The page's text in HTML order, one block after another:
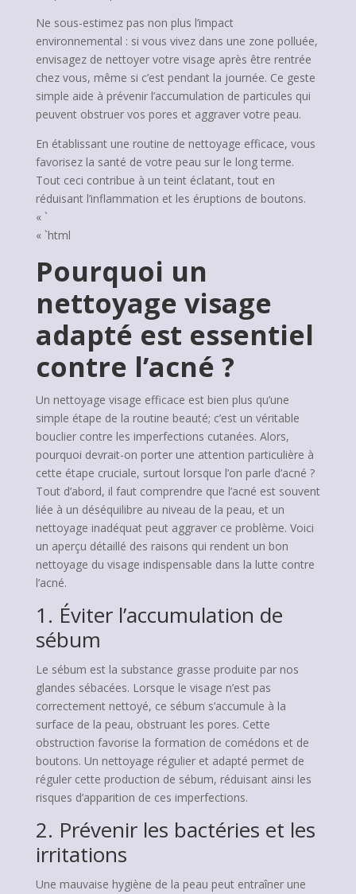
Ne sous-estimez pas non plus l’impact
environnemental : si vous vivez dans une zone polluée,
envisagez de nettoyer votre visage après être rentrée
chez vous, même si c’est pendant la journée. Ce geste
simple aide à prévenir l’accumulation de particules qui
peuvent obstruer vos pores et aggraver votre peau.
En établissant une routine de nettoyage efficace, vous
favorisez la santé de votre peau sur le long terme.
Tout ceci contribue à un teint éclatant, tout en
réduisant l’inflammation et les éruptions de boutons.
« `
« `html
Pourquoi un
nettoyage visage
adapté est essentiel
contre l’acné ?
Un nettoyage visage efficace est bien plus qu’une
simple étape de la routine beauté; c’est un véritable
bouclier contre les imperfections cutanées. Alors,
pourquoi devrait-on porter une attention particulière à
cette étape cruciale, surtout lorsque l’on parle d’acné ?
Tout d’abord, il faut comprendre que l’acné est souvent
liée à un déséquilibre au niveau de la peau, et un
nettoyage inadéquat peut aggraver ce problème. Voici
un aperçu détaillé des raisons qui rendent un bon
nettoyage du visage indispensable dans la lutte contre
l’acné.
1. Éviter l’accumulation de
sébum
Le sébum est la substance grasse produite par nos
glandes sébacées. Lorsque le visage n’est pas
correctement nettoyé, ce sébum s’accumule à la
surface de la peau, obstruant les pores. Cette
obstruction favorise la formation de comédons et de
boutons. Un nettoyage régulier et adapté permet de
réguler cette production de sébum, réduisant ainsi les
risques d’apparition de ces imperfections.
2. Prévenir les bactéries et les
irritations
Une mauvaise hygiène de la peau peut entraîner une